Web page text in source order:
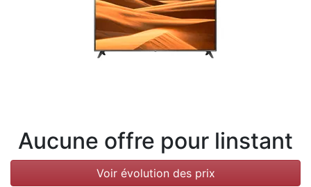
Aucune offre pour linstant
Voir évolution des prix